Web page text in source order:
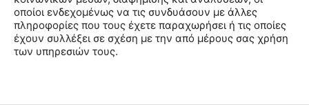
Saucony Originals Jazz
Original Γυναικεία
Παπούτσια
Saucony Originals Grid
Shadow 2
οποίοι ενδεχομένως να τις συνδυάσουν με άλλες
πληροφορίες που τους έχετε παραχωρήσει ή τις οποίες
έχουν συλλέξει σε σχέση με την από μέρους σας χρήση
των υπηρεσιών τους.